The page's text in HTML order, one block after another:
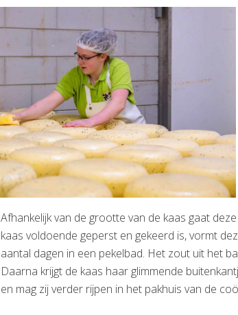
Afhankelijk van de grootte van de kaas gaat
kaas voldoende geperst en gekeerd is, vormt
aantal dagen in een pekelbad. Het zout uit het
Daarna krijgt de kaas haar glimmende
en mag zij verder rijpen in het pakhuis van de